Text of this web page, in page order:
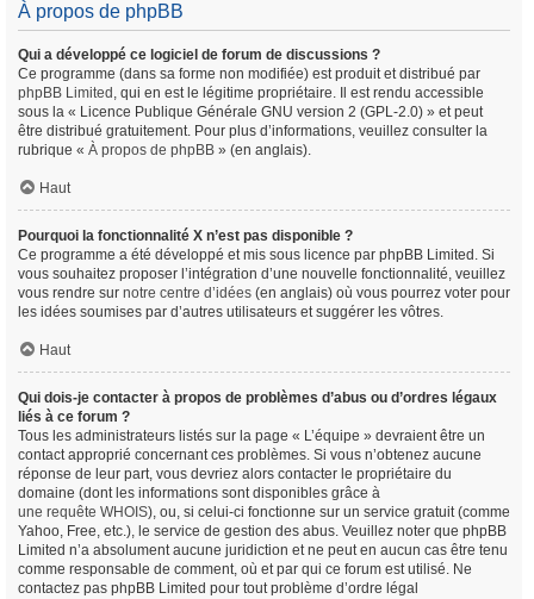
À propos de phpBB
Qui a développé ce logiciel de forum de discussions ?
Ce programme (dans sa forme non modifiée) est produit et distribué par
phpBB Limited , qui en est le légitime propriétaire. Il est rendu accessible
sous la « Licence Publique Générale GNU version 2 (GPL-2.0) » et peut
être distribué gratuitement. Pour plus d’informations, veuillez consulter la
rubrique « À propos de phpBB » (en anglais).
Haut
Pourquoi la fonctionnalité X n’est pas disponible ?
Ce programme a été développé et mis sous licence par phpBB Limited. Si
vous souhaitez proposer l’intégration d’une nouvelle fonctionnalité, veuillez
vous rendre sur notre centre d’idées (en anglais) où vous pourrez voter pour
les idées soumises par d’autres utilisateurs et suggérer les vôtres.
Haut
Qui dois-je contacter à propos de problèmes d’abus ou d’ordres légaux
liés à ce forum ?
Tous les administrateurs listés sur la page « L’équipe » devraient être un
contact approprié concernant ces problèmes. Si vous n’obtenez aucune
réponse de leur part, vous devriez alors contacter le propriétaire du
domaine (dont les informations sont disponibles grâce à
une requête WHOIS), ou, si celui-ci fonctionne sur un service gratuit (comme
Yahoo, Free, etc.), le service de gestion des abus. Veuillez noter que phpBB
Limited n’a absolument aucune juridiction et ne peut en aucun cas être tenu
comme responsable de comment, où et par qui ce forum est utilisé. Ne
contactez pas phpBB Limited pour tout problème d’ordre légal